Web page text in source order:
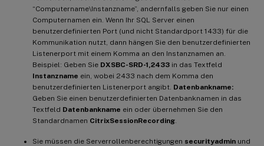
“Computername\Instanzname”, andernfalls geben Sie nur einen
Computernamen ein. Wenn Ihr SQL Server einen
benutzerdefinierten Port (und nicht Standardport 1433) für die
Kommunikation nutzt, dann hängen Sie den benutzerdefinierten
Listenerport mit einem Komma an den Instanznamen an.
Beispiel: Geben Sie DXSBC-SRD-1,2433 in das Textfeld
Instanzname ein, wobei 2433 nach dem Komma den
benutzerdefinierten Listenerport angibt. Datenbankname:
Geben Sie einen benutzerdefinierten Datenbanknamen in das
Textfeld Datenbankname ein oder übernehmen Sie den
Standardnamen CitrixSessionRecording
Sie müssen die Serverrollenberechtigungen securityadmin und